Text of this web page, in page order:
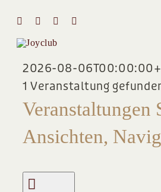
springen
2026-08-
1 Veranstaltung
FÜR
5.
Veranstaltungen
Ansichten,